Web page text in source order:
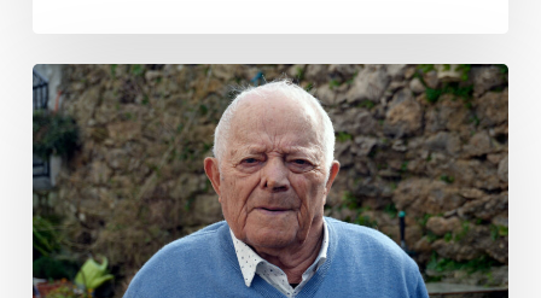
Eugenio
González
Díaz